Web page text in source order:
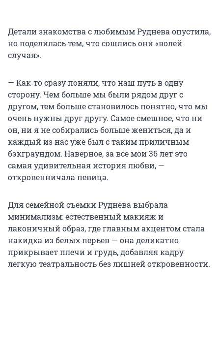
Детали знакомства с любимым Руднева опустила,
но поделилась тем, что сошлись они «волей
случая».
— Как‑то сразу поняли, что наш путь в одну
сторону. Чем больше мы были рядом друг с
другом, тем больше становилось понятно, что мы
очень нужны друг другу. Самое смешное, что ни
он, ни я не собирались больше жениться, да и
каждый из нас уже был с таким приличным
бэкграундом. Наверное, за все мои 36 лет это
самая удивительная история любви, —
откровенничала певица.
Для семейной съемки Руднева выбрала
минимализм: естественный макияж и
лаконичный образ, где главным акцентом стала
накидка из белых перьев — она деликатно
прикрывает плечи и грудь, добавляя кадру
легкую театральность без лишней откровенности.